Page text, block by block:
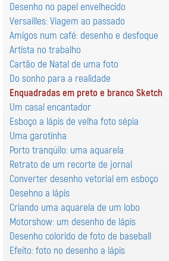
Desenho no papel envelhecido
Versailles: Viagem ao passado
Amigos num café: desenho e desfoque
Artista no trabalho
Cartão de Natal de uma foto
Do sonho para a realidade
Enquadradas em preto e branco Sketch
Um casal encantador
Esboço a lápis de velha foto sépia
Uma garotinha
Porto tranqüilo: uma aquarela
Retrato de um recorte de jornal
Converter desenho vetorial em esboço
Desehno a lápis
Criando uma aquarela de um lobo
Motorshow: um desenho de lápis
Desenho colorido de foto de baseball
Efeito: foto no desenho a lápis